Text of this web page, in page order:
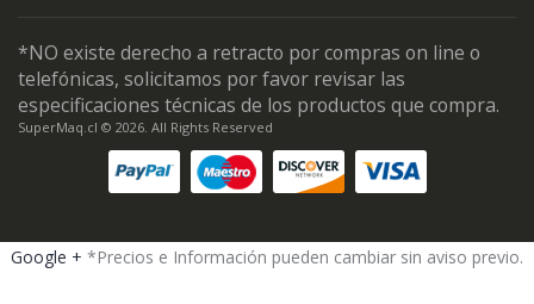
*NO existe derecho a retracto por compras on line o
telefónicas, solicitamos por favor revisar las
especificaciones técnicas de los productos que compra.
SuperMaq.cl © 2026. All Rights Reserved
Google + *Precios e Información pueden cambiar sin aviso previo.